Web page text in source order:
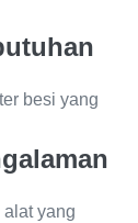
besi yang
yang